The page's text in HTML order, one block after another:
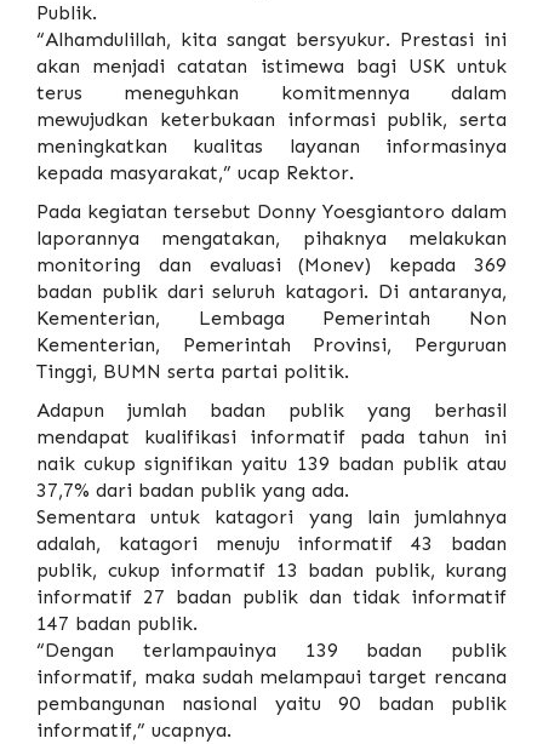
Publik.
“Alhamdulillah, kita sangat bersyukur. Prestasi ini
akan menjadi catatan istimewa bagi USK untuk
terus meneguhkan komitmennya dalam
mewujudkan keterbukaan informasi publik, serta
meningkatkan kualitas layanan informasinya
kepada masyarakat,” ucap Rektor.
Pada kegiatan tersebut Donny Yoesgiantoro dalam
laporannya mengatakan, pihaknya melakukan
monitoring dan evaluasi (Monev) kepada 369
badan publik dari seluruh katagori. Di antaranya,
Kementerian, Lembaga Pemerintah Non
Kementerian, Pemerintah Provinsi, Perguruan
Tinggi, BUMN serta partai politik.
Adapun jumlah badan publik yang berhasil
mendapat kualifikasi informatif pada tahun ini
naik cukup signifikan yaitu 139 badan publik atau
37,7% dari badan publik yang ada.
Sementara untuk katagori yang lain jumlahnya
adalah, katagori menuju informatif 43 badan
publik, cukup informatif 13 badan publik, kurang
informatif 27 badan publik dan tidak informatif
147 badan publik.
“Dengan terlampauinya 139 badan publik
informatif, maka sudah melampaui target rencana
pembangunan nasional yaitu 90 badan publik
informatif,” ucapnya.